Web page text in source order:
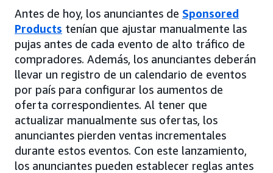
Antes de hoy, los anunciantes de Sponsored
Products tenían que ajustar manualmente las
pujas antes de cada evento de alto tráfico de
compradores. Además, los anunciantes deberán
llevar un registro de un calendario de eventos
por país para configurar los aumentos de
oferta correspondientes. Al tener que
actualizar manualmente sus ofertas, los
anunciantes pierden ventas incrementales
durante estos eventos. Con este lanzamiento,
los anunciantes pueden establecer reglas antes